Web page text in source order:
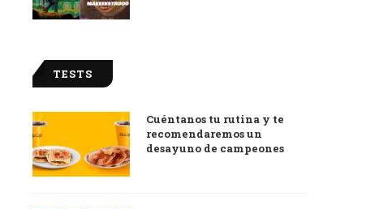
TESTS
Cuéntanos tu rutina y te
recomendaremos un
desayuno de campeones